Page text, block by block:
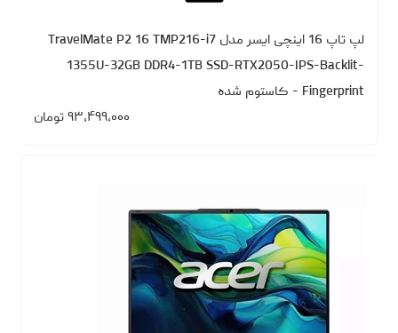
لپ تاپ 16 اینچی ایسر مدل TravelMate P2 16 TMP216-i7
1355U-32GB DDR4-1TB SSD-RTX2050-IPS-Backlit-
Fingerprint - کاستوم شده
۹۳،۴۹۹،۰۰۰ تومان